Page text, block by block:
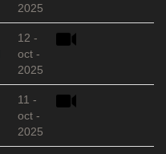
2025
12 -
oct -
2025
11 -
oct -
2025